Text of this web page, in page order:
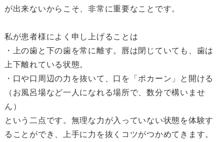
が出来ないからこそ、非常に重要なことです。
私が患者様によく申し上げることは
・上の歯と下の歯を常に離す。唇は閉じていても、歯は
上下離れている状態。
・口や口周辺の力を抜いて、口を「ポカーン」と開ける
（お風呂場など一人になれる場所で、数分で構いませ
ん）
という二点です。無理な力が入っていない状態を体験す
ることができ、上手に力を抜くコツがつかめてきます。